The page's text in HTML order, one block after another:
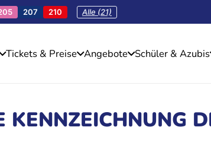
207 210 Alle (21)
Tickets & Preise Angebote Schüler & Azubis